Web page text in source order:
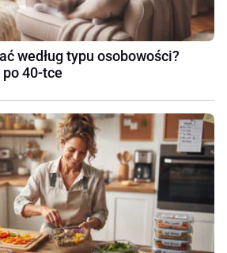
według typu osobowości?
40-tce